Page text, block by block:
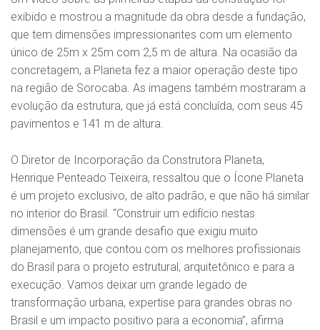
exibido e mostrou a magnitude da obra desde a fundação,
que tem dimensões impressionantes com um elemento
único de 25m x 25m com 2,5 m de altura. Na ocasião da
concretagem, a Planeta fez a maior operação deste tipo
na região de Sorocaba. As imagens também mostraram a
evolução da estrutura, que já está concluída, com seus 45
pavimentos e 141 m de altura.
O Diretor de Incorporação da Construtora Planeta,
Henrique Penteado Teixeira, ressaltou que o Ícone Planeta
é um projeto exclusivo, de alto padrão, e que não há similar
no interior do Brasil. “Construir um edifício nestas
dimensões é um grande desafio que exigiu muito
planejamento, que contou com os melhores profissionais
do Brasil para o projeto estrutural, arquitetônico e para a
execução. Vamos deixar um grande legado de
transformação urbana, expertise para grandes obras no
Brasil e um impacto positivo para a economia”, afirma